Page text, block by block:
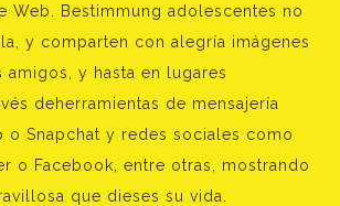
Web. Bestimmung adolescentes no
y comparten con alegría imágenes
amigos, y hasta en lugares
deherramientas de mensajería
o Snapchat y redes sociales como
o Facebook, entre otras, mostrando
que dieses su vida.